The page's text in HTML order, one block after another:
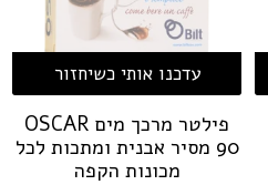
עדכנו אותי כשיחזור
פילטר מרכך מים OSCAR
90 מסיר אבנית ומתכות לכל
מכונות הקפה